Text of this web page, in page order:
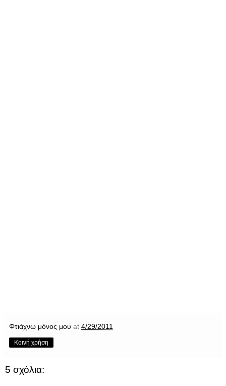
Φτιάχνω μόνος μου at 4/29/2011
Κοινή χρήση
5 σχόλια: